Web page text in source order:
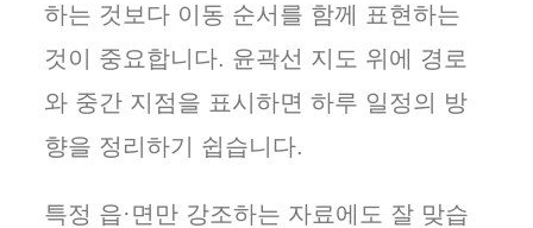
하는 것보다 이동 순서를 함께 표현하는
것이 중요합니다. 윤곽선 지도 위에 경로
와 중간 지점을 표시하면 하루 일정의 방
향을 정리하기 쉽습니다.
특정 읍·면만 강조하는 자료에도 잘 맞습